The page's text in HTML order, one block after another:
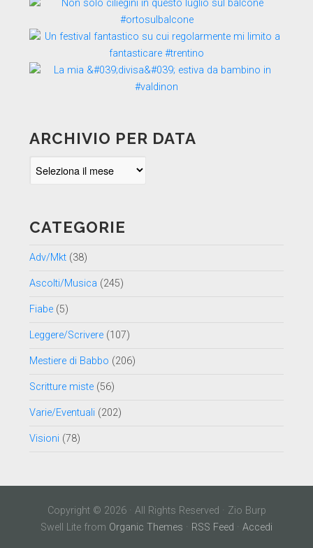
ARCHIVIO PER DATA
CATEGORIE
Adv/Mkt(38)
Ascolti/Musica (245)
Fiabe(5)
Leggere/Scrivere(107)
Mestiere di Babbo (206)
Scritture miste(56)
Varie/Eventuali (202)
Visioni (78)
Copyright © 2026 · All Rights Reserved · Zio Burp
Swell Lite from Organic Themes · RSS Feed · Accedi